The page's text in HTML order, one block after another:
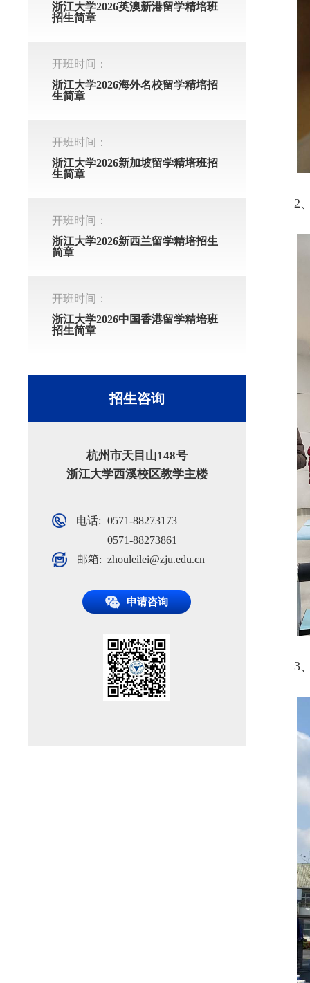
浙江大学2026英澳新港留学精培班
招生简章
开班时间：
浙江大学2026海外名校留学精培招
生简章
开班时间：
浙江大学2026新加坡留学精培班招
生简章
开班时间：
浙江大学2026新西兰留学精培招生
简章
开班时间：
浙江大学2026中国香港留学精培班
招生简章
招生咨询
杭州市天目山148号
浙江大学西溪校区教学主楼
电话:
0571-88273173
0571-88273861
邮箱: zhouleilei@zju.edu.cn
申请咨询
2
3